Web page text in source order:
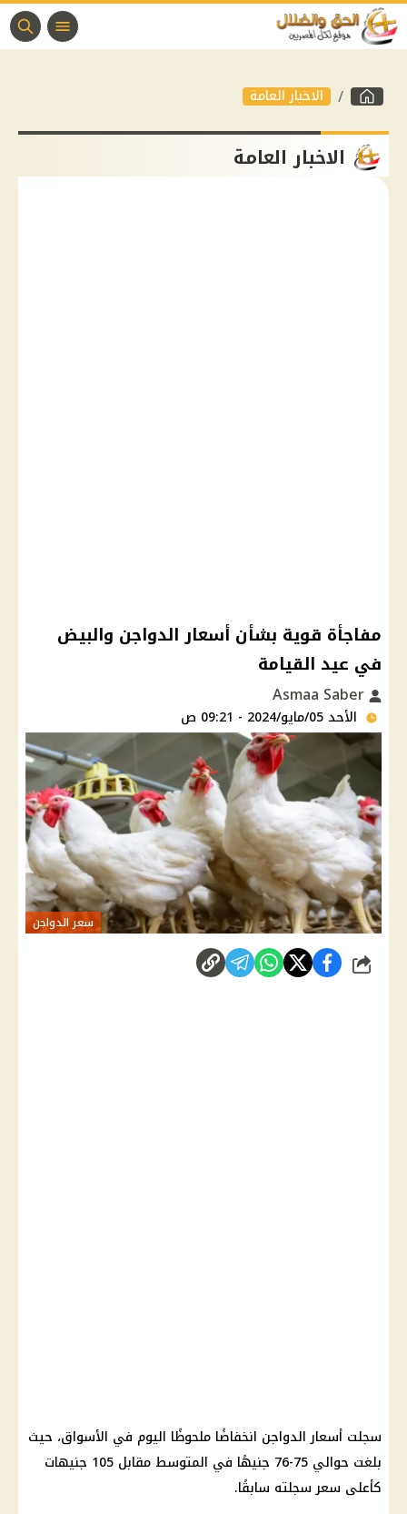
الاخبار العامة
الاخبار العامة
مفاجأة قوية بشأن أسعار الدواجن والبيض
في عيد القيامة
الأحد 05/مايو/2024 - 09:21 ص
سعر الدواجن
شارك
سجلت أسعار الدواجن انخفاضًا ملحوظًا اليوم في الأسواق، حيث
بلغت حوالي 75-76 جنيهًا في المتوسط مقابل 105 جنيهات
كأعلى سعر سجلته سابقًا.